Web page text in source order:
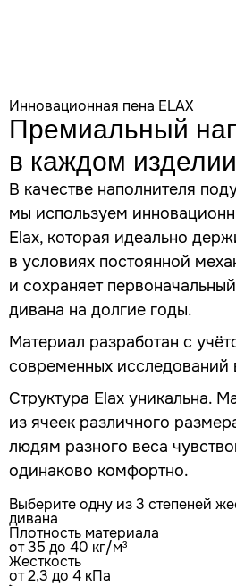
Инновационная пена ELAX
Премиальный
в каждом изделии
В качестве наполнителя
мы используем
Elax, которая идеально
в условиях постоянной
и сохраняет
дивана на долгие годы.
Материал разработан с
современных исследований
Структура Elax уникальна.
из ячеек различного
людям разного веса
одинаково комфортно.
Выберите одну из 3 степеней
дивана
Плотность материала
от 35 до 40 кг/м³
Жесткость
от 2,3 до 4 кПа